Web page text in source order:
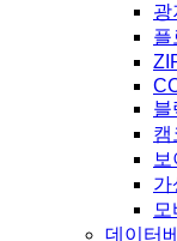
광
플
블
캠
가
데이터